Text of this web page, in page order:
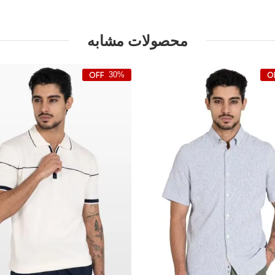
محصولات مشابه
30%